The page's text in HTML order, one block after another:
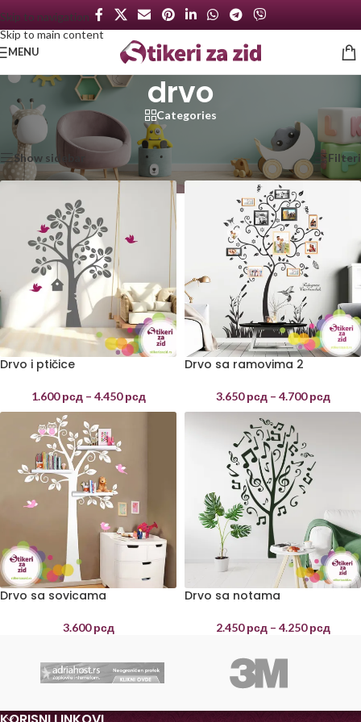
Skip to navigation
Skip to main content
MENU
drvo
Categories
Početna
Proizvod označen „drvo“ Prikazano je svih 4 rezultata
Show sidebar Filteri
Drvo i ptičice
1.600рсд – 4.450рсд
Drvo sa ramovima 2
3.650рсд – 4.700рсд
Drvo sa sovicama
3.600рсд
Drvo sa notama
2.450рсд – 4.250рсд